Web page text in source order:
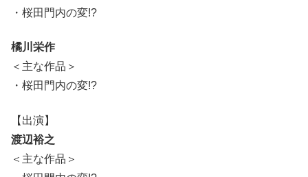
・桜田門内の変!?
橘川栄作
＜主な作品＞
・桜田門内の変!?
【出演】
渡辺裕之
＜主な作品＞